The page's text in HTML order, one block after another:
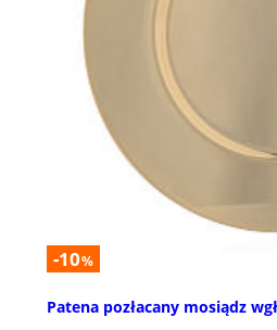
-10%
Patena pozłacany mosiądz